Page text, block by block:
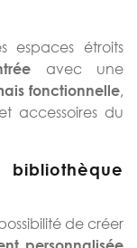
espaces étroits
avec une
fonctionnelle,
accessoires du
de créer
personnalisée